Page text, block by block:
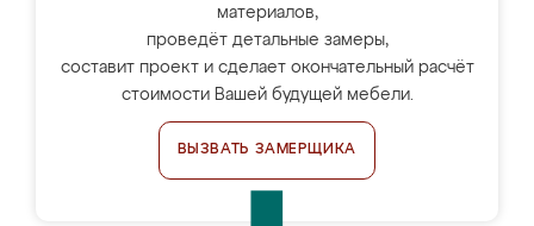
материалов,
проведёт детальные замеры,
составит проект и сделает окончательный расчёт
стоимости Вашей будущей мебели.
ВЫЗВАТЬ ЗАМЕРЩИКА